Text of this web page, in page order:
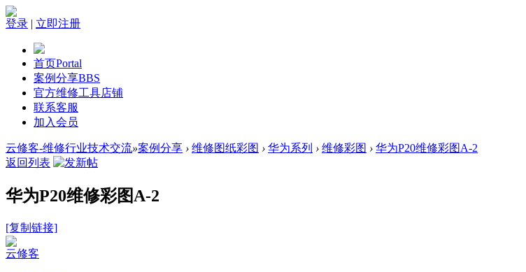
登录 | 立即注册
首页Portal
案例分享BBS
官方维修工具店铺
联系客服
加入会员
云修客-维修行业技术交流»案例分享 › 维修图纸彩图 › 华为系列 › 维修彩图 › 华为P20维修彩图A-2
返回列表
华为P20维修彩图A-2
[复制链接]
云修客